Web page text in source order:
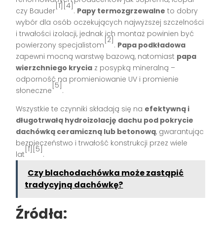
czy Bauder
[1][4]
. Papy termozgrzewalne to dobry
wybór dla osób oczekujących najwyższej szczelności
i trwałości izolacji, jednak ich montaż powinien być
powierzony specjalistom
[2]
. Papa podkładowa
zapewni mocną warstwę bazową, natomiast papa
wierzchniego krycia z posypką mineralną –
odporność na promieniowanie UV i promienie
słoneczne
[5]
.
Wszystkie te czynniki składają się na efektywną i
długotrwałą hydroizolację dachu pod pokrycie
dachówką ceramiczną lub betonową, gwarantując
bezpieczeństwo i trwałość konstrukcji przez wiele
lat
[1][5]
.
Czy blachodachówka może zastąpić
tradycyjną dachówkę?
Źródła: